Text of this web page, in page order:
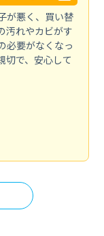
が悪く、買い替
汚れやカビがす
必要がなくなっ
切で、安心して